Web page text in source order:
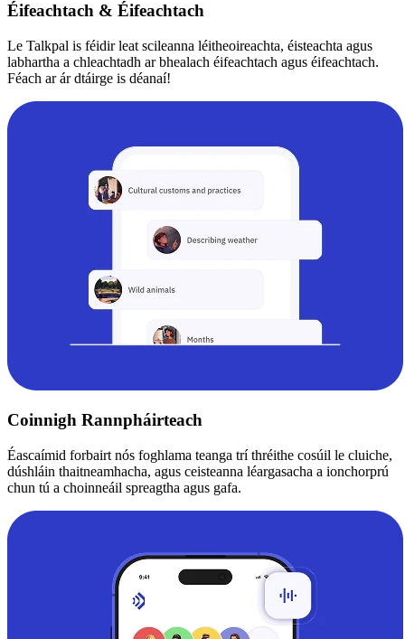
Éifeachtach & Éifeachtach
Le Talkpal is féidir leat scileanna léitheoireachta, éisteachta agus
labhartha a chleachtadh ar bhealach éifeachtach agus éifeachtach.
Féach ar ár dtáirge is déanaí!
Coinnigh Rannpháirteach
Éascaímid forbairt nós foghlama teanga trí thréithe cosúil le cluiche,
dúshláin thaitneamhacha, agus ceisteanna léargasacha a ionchorprú
chun tú a choinneáil spreagtha agus gafa.